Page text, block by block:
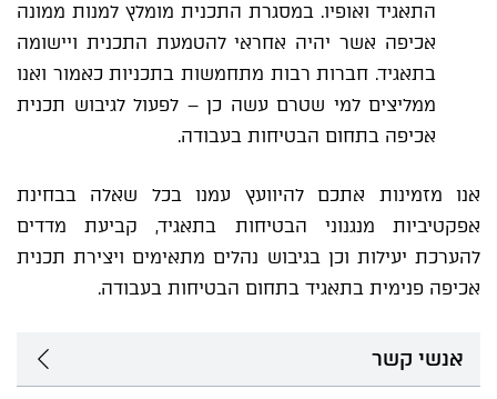
התאגיד ואופיו. במסגרת התכנית מומלץ למנות ממונה
אכיפה אשר יהיה אחראי להטמעת התכנית ויישומה
בתאגיד. חברות רבות מתחמשות בתכניות כאמור ואנו
ממליצים למי שטרם עשה כן – לפעול לגיבוש תכנית
אכיפה בתחום הבטיחות בעבודה.
אנו מזמינות אתכם להיוועץ עמנו בכל שאלה בבחינת
אפקטיביות מנגנוני הבטיחות בתאגיד, קביעת מדדים
להערכת יעילות וכן בגיבוש נהלים מתאימים ויצירת תכנית
אכיפה פנימית בתאגיד בתחום הבטיחות בעבודה.
אנשי קשר